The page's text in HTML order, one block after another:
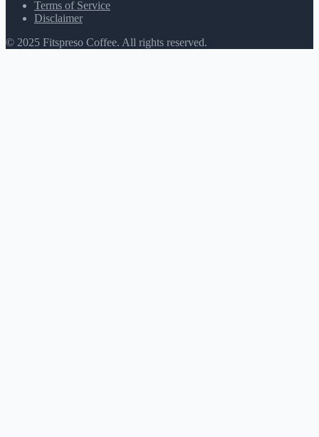
Terms of Service
Disclaimer
© 2025 Fitspreso Coffee. All rights reserved.